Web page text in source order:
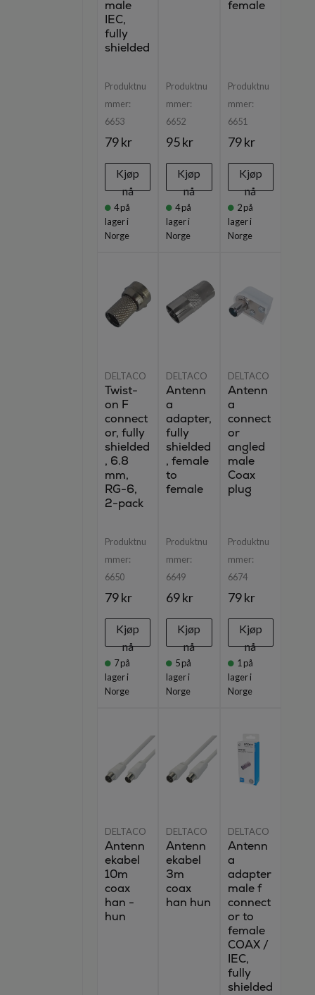
male
IEC,
fully
shielded
Produktnu
mmer:
6653
79 kr
Kjøp
nå
4på
lager i
Norge
Produktnu
mmer:
6652
95 kr
Kjøp
nå
4på
lager i
Norge
female
Produktnu
mmer:
6651
79 kr
Kjøp
nå
2 på
lager i
Norge
DELTACO
Twist-
on F
connect
or, fully
shielded
, 6.8
mm,
RG-6,
2-pack
Produktnu
mmer:
6650
79 kr
Kjøp
nå
7på
lager i
Norge
DELTACO
Antenn
a
adapter,
fully
shielded
, female
to
female
Produktnu
mmer:
6649
69 kr
Kjøp
nå
5på
lager i
Norge
DELTACO
Antenn
a
connect
or
angled
male
Coax
plug
Produktnu
mmer:
6674
79 kr
Kjøp
nå
1 på
lager i
Norge
DELTACO
Antenn
ekabel
10m
coax
han -
hun
DELTACO
Antenn
ekabel
3m
coax
han hun
DELTACO
Antenn
a
adapter
male f
connect
or to
female
COAX /
IEC,
fully
shielded